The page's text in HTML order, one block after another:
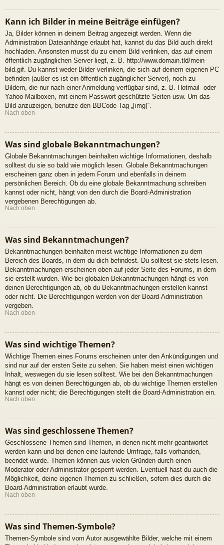
Kann ich Bilder in meine Beiträge einfügen?
Ja, Bilder können in deinem Beitrag angezeigt werden. Wenn die
Administration Dateianhänge erlaubt hat, kannst du das Bild auch direkt
hochladen. Ansonsten musst du zu einem Bild verlinken, das auf einem
öffentlich zugänglichen Server liegt, z. B. http://www.domain.tld/mein-
bild.gif. Du kannst weder Bilder verlinken, die sich auf deinem eigenen PC
befinden (außer es ist ein öffentlich zugänglicher Server), noch zu
Bildern, die nur nach einer Anmeldung verfügbar sind, z. B. Hotmail- oder
Yahoo-Mailboxen, mit einem Passwort geschützte Seiten usw. Um das
Bild anzuzeigen, benutze den BBCode-Tag „[img]“.
Nach oben
Was sind globale Bekanntmachungen?
Globale Bekanntmachungen beinhalten wichtige Informationen, deshalb
solltest du sie so bald wie möglich lesen. Globale Bekanntmachungen
erscheinen ganz oben in jedem Forum und ebenfalls in deinem
persönlichen Bereich. Ob du eine globale Bekanntmachung schreiben
kannst oder nicht, hängt von den durch die Board-Administration
vergebenen Berechtigungen ab.
Nach oben
Was sind Bekanntmachungen?
Bekanntmachungen beinhalten meist wichtige Informationen zu dem
Bereich des Boards, in dem du dich befindest. Du solltest sie stets lesen.
Bekanntmachungen erscheinen oben auf jeder Seite des Forums, in dem
sie erstellt wurden. Wie bei globalen Bekanntmachungen hängt es von
deinen Berechtigungen ab, ob du Bekanntmachungen erstellen kannst
oder nicht. Die Berechtigungen werden von der Board-Administration
vergeben.
Nach oben
Was sind wichtige Themen?
Wichtige Themen eines Forums erscheinen unter den Ankündigungen und
sind nur auf der ersten Seite zu sehen. Sie haben meist einen wichtigen
Inhalt, weswegen du sie lesen solltest. Wie bei den Bekanntmachungen
hängt es von deinen Berechtigungen ab, ob du wichtige Themen erstellen
kannst oder nicht; die Berechtigungen stellt die Board-Administration ein.
Nach oben
Was sind geschlossene Themen?
Geschlossene Themen sind Themen, in denen nicht mehr geantwortet
werden kann und bei denen eine laufende Umfrage, falls vorhanden,
beendet wurde. Themen können aus vielen Gründen durch einen
Moderator oder Administrator gesperrt werden. Eventuell hast du auch die
Möglichkeit, deine eigenen Themen zu schließen, sofern dies durch die
Board-Administration erlaubt wurde.
Nach oben
Was sind Themen-Symbole?
Themen-Symbole sind vom Autor ausgewählte Bilder, welche mit einem